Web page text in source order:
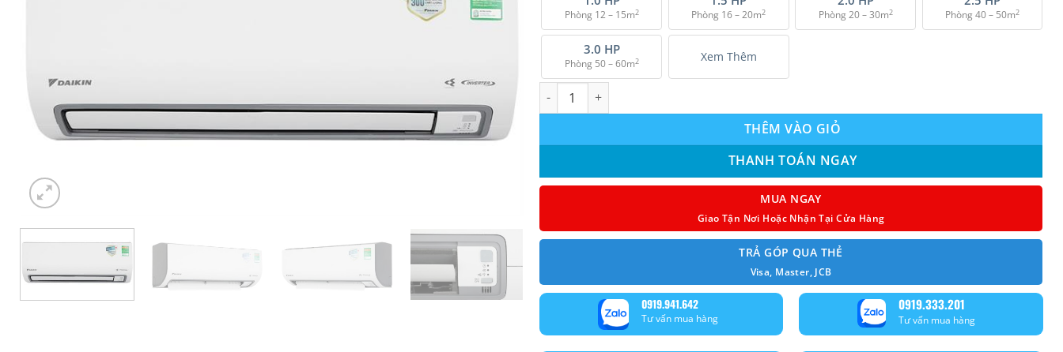
Phòng 12 – 15m2 Phòng 16 – 20m2 Phòng 20 – 30m2 Phòng 40 – 50m2
3.0 HP
Phòng 50 – 60m2 Xem Thêm
Máy lạnh Daikin FTKF50ZVMV Inverter 2.0Hp số lượng
THÊM VÀO GIỎ
THANH TOÁN NGAY
MUA NGAY
Giao Tận Nơi Hoặc Nhận Tại Cửa Hàng
TRẢ GÓP QUA THẺ
Visa, Master, JCB
0919.941.642
Tư vấn mua hàng
0919.333.201
Tư vấn mua hàng